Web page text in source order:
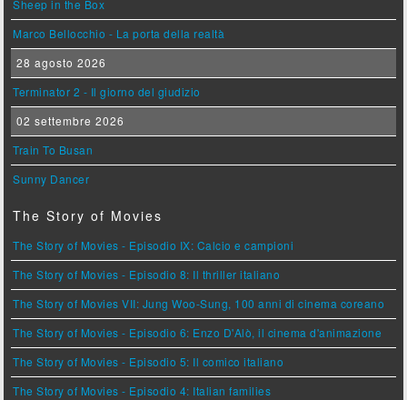
Sheep in the Box
Marco Bellocchio - La porta della realtà
28 agosto 2026
Terminator 2 - Il giorno del giudizio
02 settembre 2026
Train To Busan
Sunny Dancer
The Story of Movies
The Story of Movies - Episodio IX: Calcio e campioni
The Story of Movies - Episodio 8: Il thriller italiano
The Story of Movies VII: Jung Woo-Sung, 100 anni di cinema coreano
The Story of Movies - Episodio 6: Enzo D'Alò, il cinema d'animazione
The Story of Movies - Episodio 5: Il comico italiano
The Story of Movies - Episodio 4: Italian families